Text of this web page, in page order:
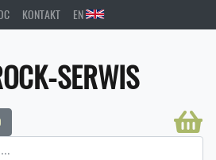
KONTAKT EN
SERWIS